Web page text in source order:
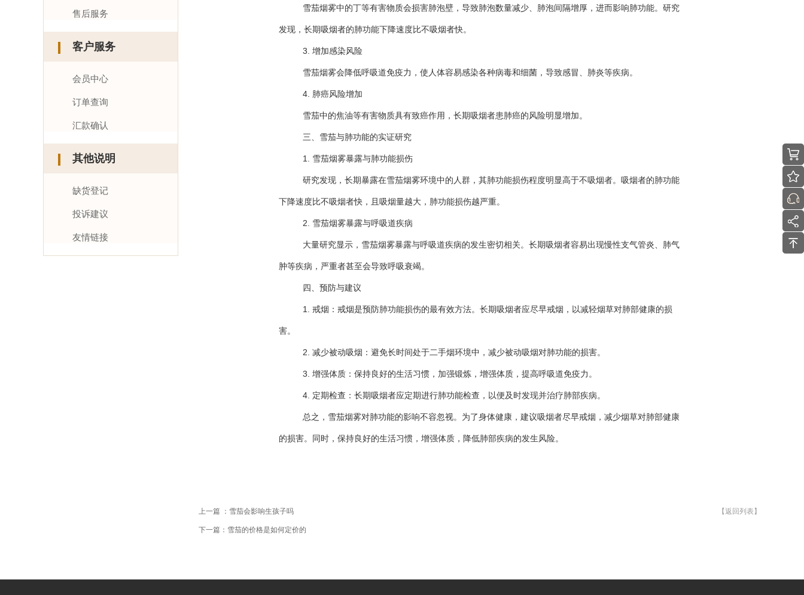
售后服务
客户服务
会员中心
订单查询
汇款确认
其他说明
缺货登记
投诉建议
友情链接
雪茄烟雾中的丁等有害物质会损害肺泡壁，导致肺泡数量减少、肺泡间隔增厚，进而影响肺功能。研究
发现，长期吸烟者的肺功能下降速度比不吸烟者快。
3. 增加感染风险
雪茄烟雾会降低呼吸道免疫力，使人体容易感染各种病毒和细菌，导致感冒、肺炎等疾病。
4. 肺癌风险增加
雪茄中的焦油等有害物质具有致癌作用，长期吸烟者患肺癌的风险明显增加。
三、雪茄与肺功能的实证研究
1. 雪茄烟雾暴露与肺功能损伤
研究发现，长期暴露在雪茄烟雾环境中的人群，其肺功能损伤程度明显高于不吸烟者。吸烟者的肺功能
下降速度比不吸烟者快，且吸烟量越大，肺功能损伤越严重。
2. 雪茄烟雾暴露与呼吸道疾病
大量研究显示，雪茄烟雾暴露与呼吸道疾病的发生密切相关。长期吸烟者容易出现慢性支气管炎、肺气
肿等疾病，严重者甚至会导致呼吸衰竭。
四、预防与建议
1. 戒烟：戒烟是预防肺功能损伤的最有效方法。长期吸烟者应尽早戒烟，以减轻烟草对肺部健康的损
害。
2. 减少被动吸烟：避免长时间处于二手烟环境中，减少被动吸烟对肺功能的损害。
3. 增强体质：保持良好的生活习惯，加强锻炼，增强体质，提高呼吸道免疫力。
4. 定期检查：长期吸烟者应定期进行肺功能检查，以便及时发现并治疗肺部疾病。
总之，雪茄烟雾对肺功能的影响不容忽视。为了身体健康，建议吸烟者尽早戒烟，减少烟草对肺部健康
的损害。同时，保持良好的生活习惯，增强体质，降低肺部疾病的发生风险。
上一篇 ：雪茄会影响生孩子吗 【返回列表】
下一篇：雪茄的价格是如何定价的